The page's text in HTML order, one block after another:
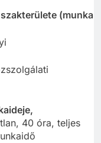
szakterülete
40 óra, teljes